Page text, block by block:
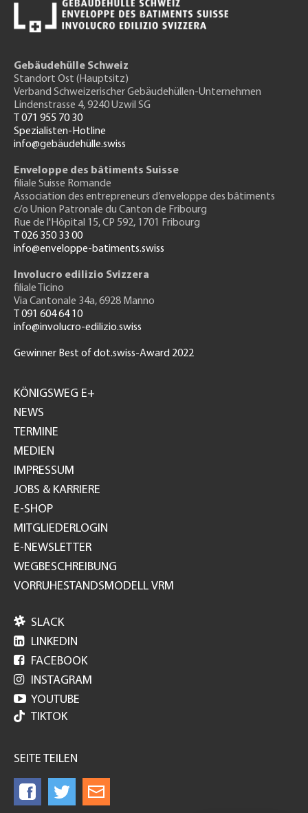
Gebäudehülle Schweiz
Standort Ost (Hauptsitz)
Verband Schweizerischer Gebäudehüllen-Unternehmen
Lindenstrasse 4, 9240 Uzwil SG
T 071 955 70 30
Spezialisten-Hotline
info@gebäudehülle.swiss
Enveloppe des bâtiments Suisse
filiale Suisse Romande
Association des entrepreneurs d’enveloppe des bâtiments
c/o Union Patronale du Canton de Fribourg
Rue de l'Hôpital 15, CP 592, 1701 Fribourg
T 026 350 33 00
info@enveloppe-batiments.swiss
Involucro edilizio Svizzera
filiale Ticino
Via Cantonale 34a, 6928 Manno
T 091 604 64 10
info@involucro-edilizio.swiss
Gewinner Best of dot.swiss-Award 2022
GH
KÖNIGSWEG E+
NEWS
TERMINE
MEDIEN
IMPRESSUM
JOBS & KARRIERE
E-SHOP
MITGLIEDERLOGIN
E-NEWSLETTER
WEGBESCHREIBUNG
VORRUHESTANDSMODELL VRM
 SLACK
 LINKEDIN
 FACEBOOK
 INSTAGRAM
 YOUTUBE
TIKTOK
SEITE TEILEN